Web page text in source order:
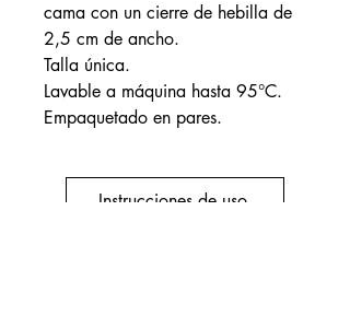
cama con un cierre de hebilla de
2,5 cm de ancho.
Talla única.
Lavable a máquina hasta 95°C.
Empaquetado en pares.
Instrucciones de uso